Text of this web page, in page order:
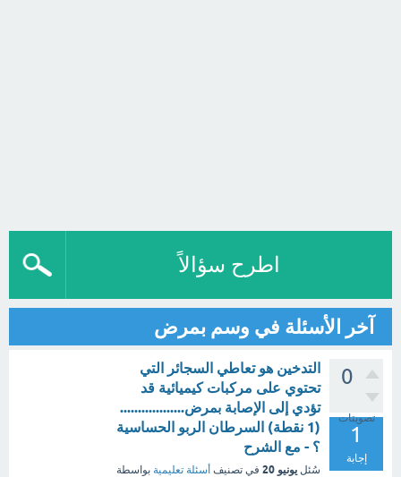
اطرح سؤالاً
آخر الأسئلة في وسم بمرض
0
تصويتات
1
إجابة
التدخين هو تعاطي السجائر التي
تحتوي على مركبات كيميائية قد
تؤدي إلى الإصابة بمرض..................
(1 نقطة) السرطان الربو الحساسية
؟ - مع الشرح
سُئل يونيو 20 في تصنيف أسئلة تعليمية بواسطة